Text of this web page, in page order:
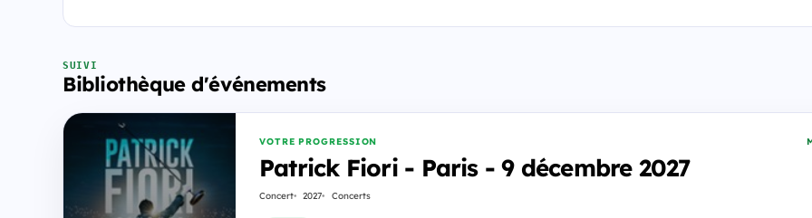
SUIVI
Bibliothèque d'événements
VOTRE PROGRESSION
Patrick Fiori - Paris - 9 décembre 2027
Concert 2027 Concerts